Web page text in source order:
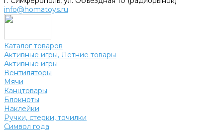
info@homatoys.ru
Каталог товаров
Активные игры, Летние товары
Активные игры
Вентиляторы
Мячи
Канцтовары
Блокноты
Наклейки
Ручки, стерки, точилки
Символ года